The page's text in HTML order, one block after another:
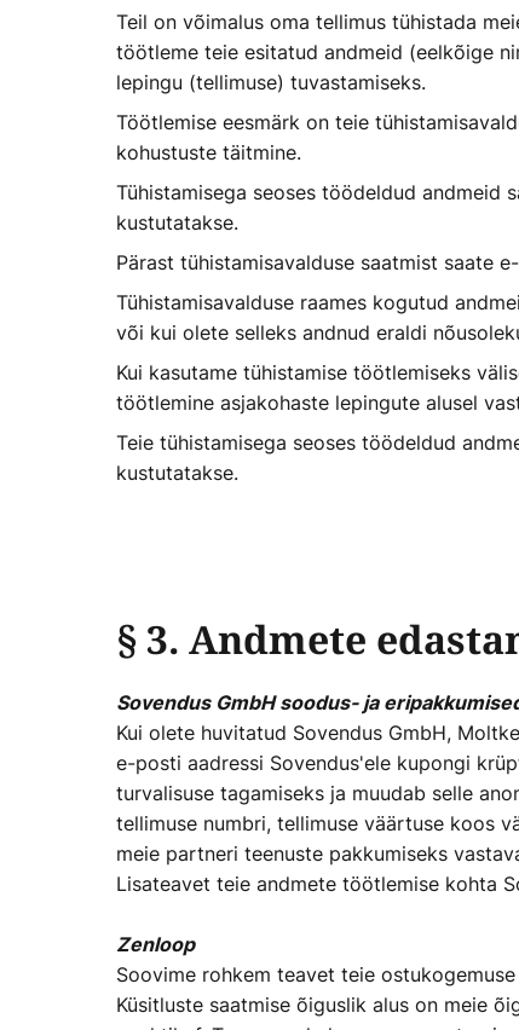
Teil on võimalus oma tellimus tühistada
töötleme teie esitatud andmeid (eelkõige
lepingu (tellimuse) tuvastamiseks.
Töötlemise eesmärk on teie
kohustuste täitmine.
Tühistamisega seoses töödeldud andmeid
kustutatakse.
Pärast tühistamisavalduse saatmist saate
Tühistamisavalduse raames kogutud
või kui olete selleks andnud eraldi
Kui kasutame tühistamise töötlemiseks
töötlemine asjakohaste lepingute alusel
Teie tühistamisega seoses töödeldud
kustutatakse.
§ 3. Andmete
Sovendus GmbH soodus- ja
Kui olete huvitatud Sovendus GmbH,
e-posti aadressi Sovendus'ele kupongi
turvalisuse tagamiseks ja muudab selle
tellimuse numbri, tellimuse väärtuse koos
meie partneri teenuste pakkumiseks
Lisateavet teie andmete töötlemise kohta
Zenloop
Soovime rohkem teavet teie
Küsitluste saatmise õiguslik alus on meie